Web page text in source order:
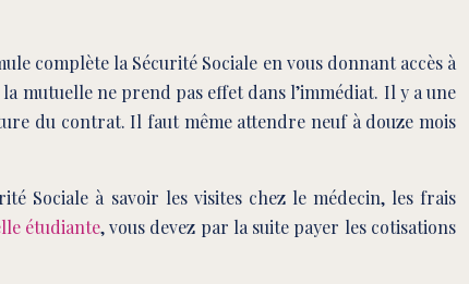
complète la Sécurité Sociale en vous donnant accès à
mutuelle ne prend pas effet dans l’immédiat. Il y a une
du contrat. Il faut même attendre neuf à douze mois
Sociale à savoir les visites chez le médecin, les frais
étudiante, vous devez par la suite payer les cotisations